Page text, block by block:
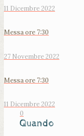
11 Dicembre 2022
Messa ore 7:30
27 Novembre 2022
Messa ore 7:30
11 Dicembre 2022
0
Quando